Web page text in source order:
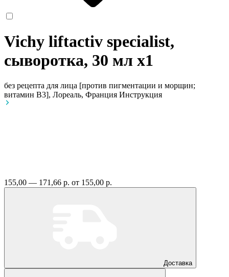
Vichy liftactiv specialist,
сыворотка, 30 мл x1
без рецепта для лица [против пигментации и морщин;
витамин B3], Лореаль, Франция Инструкция
155,00 — 171,66 р. от 155,00 р.
Доставка